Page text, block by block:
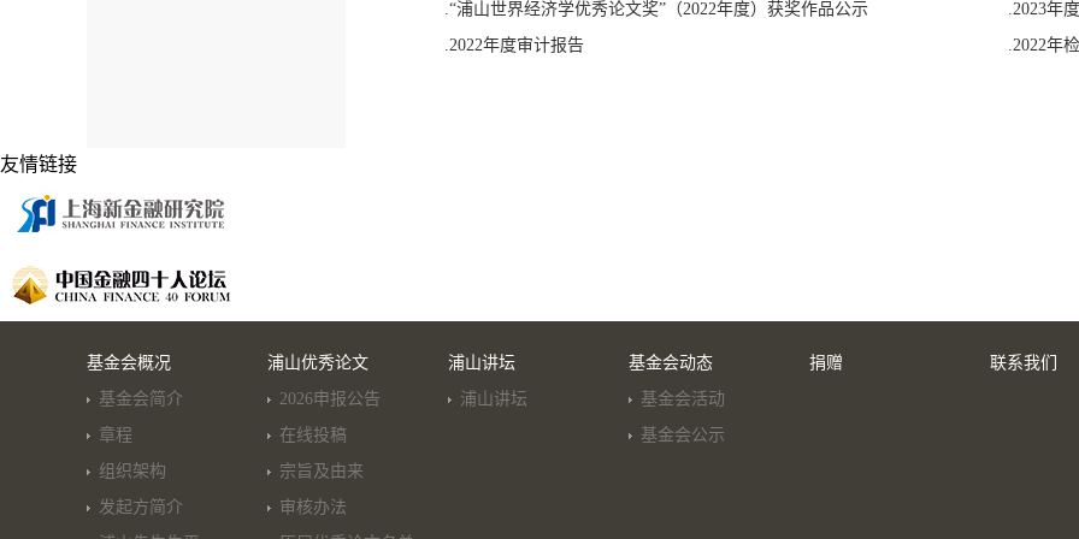
.2023年
.“浦山世界经济学优秀论文奖”（2022年度）获奖作品公示
.2022年
.2022年度审计报告
友情链接
基金会概况
基金会简介
章程
组织架构
发起方简介
浦山优秀论文
2026申报公告
在线投稿
宗旨及由来
审核办法
浦山讲坛
浦山讲坛
基金会动态
基金会活动
基金会公示
捐赠 联系我们